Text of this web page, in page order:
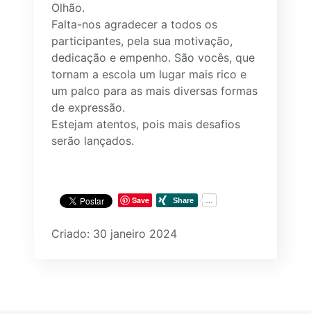
Olhão.
Falta-nos agradecer a todos os
participantes, pela sua motivação,
dedicação e empenho. São vocês, que
tornam a escola um lugar mais rico e
um palco para as mais diversas formas
de expressão.
Estejam atentos, pois mais desafios
serão lançados.
Save
Criado: 30 janeiro 2024